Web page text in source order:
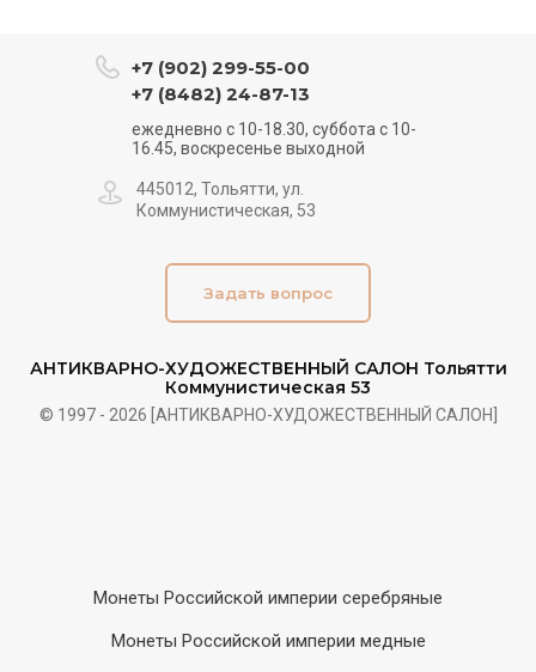
АНТИКВАРНО-ХУДОЖЕСТВЕННЫЙ САЛОН Тольятти
Коммунистическая 53
© 1997 - 2026 [АНТИКВАРНО-ХУДОЖЕСТВЕННЫЙ САЛОН]
+7 (902) 299-55-00
+7 (8482) 24-87-13
ежедневно с 10-18.30, суббота с 10-
16.45, воскресенье выходной
445012, Тольятти, ул.
Коммунистическая, 53
Задать вопрос
Монеты Российской империи серебряные
Монеты Российской империи медные